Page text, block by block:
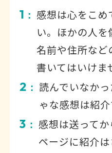
1 ： 感想は心をこめ
い。ほかの人を
名前や住所など
書いてはいけま
2 ： 読んでいなか
ゃな感想は紹介
3 ： 感想は送って
ページに紹介は